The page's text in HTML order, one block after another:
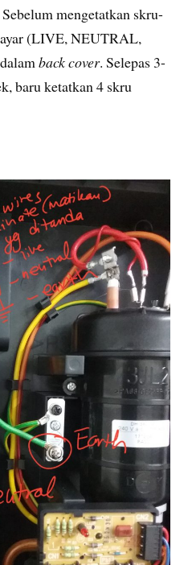
Sebelum mengetatkan skru-
(LIVE, NEUTRAL,
back cover. Selepas 3-
baru ketatkan 4 skru